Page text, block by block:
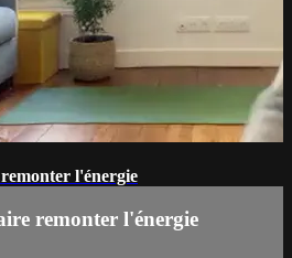
l'énergie
remonter l'énergie